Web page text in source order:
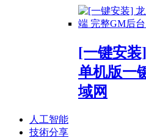
[一键安装
单机版一
域网
人工智能
技術分享